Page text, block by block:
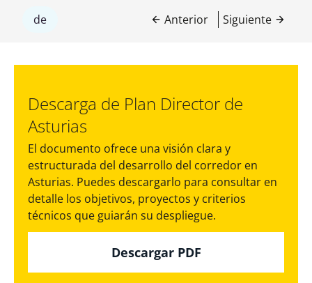
Anterior Siguiente
de
Descarga de Plan Director de
Asturias
El documento ofrece una visión clara y
estructurada del desarrollo del corredor en
Asturias. Puedes descargarlo para consultar en
detalle los objetivos, proyectos y criterios
técnicos que guiarán su despliegue.
Descargar PDF